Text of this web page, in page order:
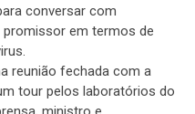
conversar com
em termos de
reunião fechada com a
tour pelos laboratórios do